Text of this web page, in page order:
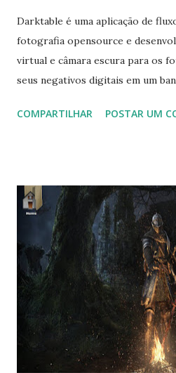
Darktable é uma aplicação de
fotografia opensource e
virtual e câmara escura para os
seus negativos digitais em um
que você desenvolva imagens
sudo add-apt-repository
release $ sudo apt-get update $
darktable Para remover,
darktable
COMPARTILHAR POSTAR UM